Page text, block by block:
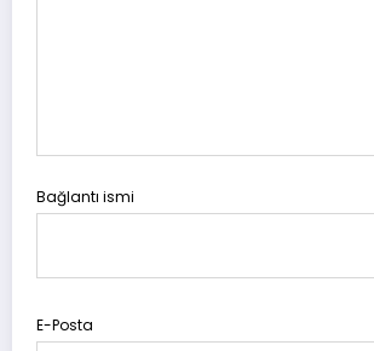
Bağlantı ismi
E-Posta